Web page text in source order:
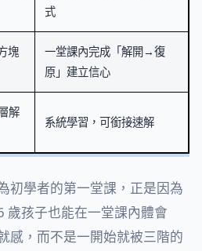
式
塊
一堂課內完成「解開→復
原」建立信心
解
系統學習，可銜接速解
初學者的第一堂課，正是因為
歲孩子也能在一堂課內體會
感，而不是一開始就被三階的